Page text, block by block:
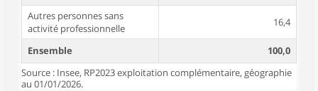
Autres personnes sans
activité professionnelle
16,4
Ensemble
100,0
Source : Insee, RP2023 exploitation complémentaire, géographie
au 01/01/2026.